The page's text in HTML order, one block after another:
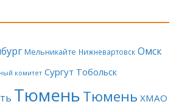
Мельникайте Нижневартовск Омск
комитет Сургут Тобольск
ТюменьТюмень ХМАО